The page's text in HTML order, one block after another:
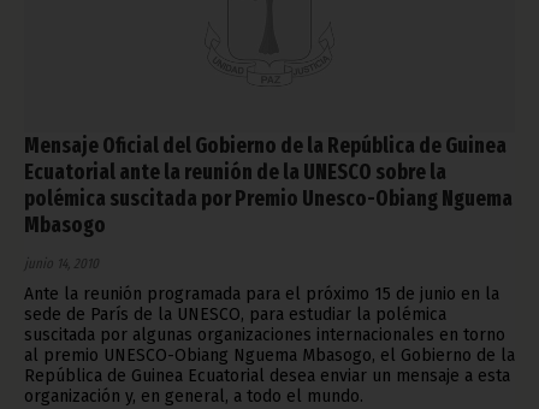
Mensaje Oficial del Gobierno de la República de Guinea
Ecuatorial ante la reunión de la UNESCO sobre la
polémica suscitada por Premio Unesco-Obiang Nguema
Mbasogo
junio 14, 2010
Ante la reunión programada para el próximo 15 de junio en la
sede de París de la UNESCO, para estudiar la polémica
suscitada por algunas organizaciones internacionales en torno
al premio UNESCO-Obiang Nguema Mbasogo, el Gobierno de la
República de Guinea Ecuatorial desea enviar un mensaje a esta
organización y, en general, a todo el mundo.